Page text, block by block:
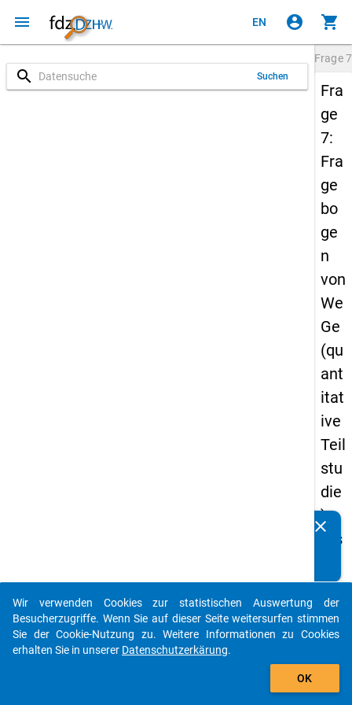
menu EN account_circle shopping_cart
search Suchen
Frage7
Fra
ge
7:
Fra
ge
bo
ge
n
von
We
Ge
(qu
ant
itat
ive
Teil
stu
die
) -
ers
We
lle
7
clear
auto_stories
add_shopping_cart
Wir verwenden Cookies zur statistischen Auswertung der
Besucherzugriffe. Wenn Sie auf dieser Seite weitersurfen stimmen
Sie der Cookie-Nutzung zu. Weitere Informationen zu Cookies
erhalten Sie in unserer Datenschutzerkärung.
OK